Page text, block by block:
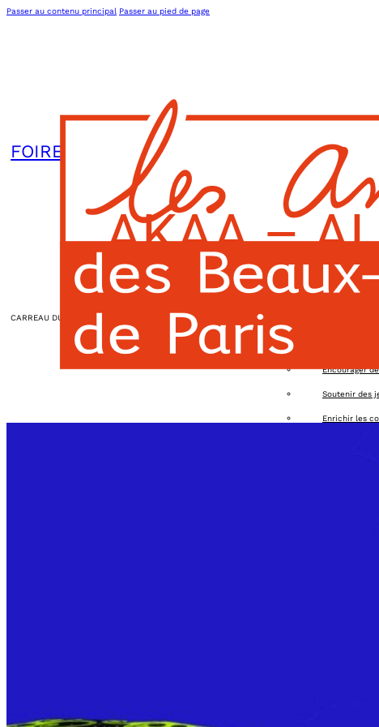
Passer au contenu principal Passer au pied de page
L’association
Actions
Encourager
Soutenir des
Enrichir les
Organiser la
Offrir des
Apporter un
FOIRE
AKAA –
CARREAU DU TEMPLE